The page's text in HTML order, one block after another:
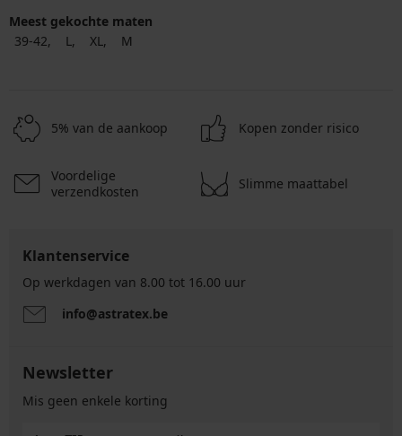
Meest gekochte maten
39-42
L XL M
5% van de aankoop Kopen zonder risico
Voordelige
verzendkosten
Slimme maattabel
Klantenservice
Op werkdagen van 8.00 tot 16.00 uur
info@astratex.be
Newsletter
Mis geen enkele korting